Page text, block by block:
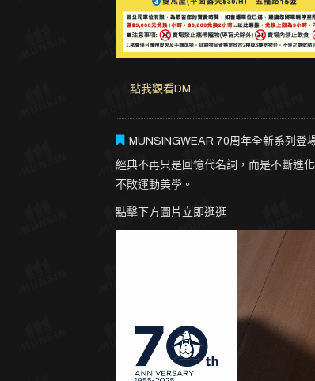
點我觀看DM
MUNSINGWEAR 70周年全新系列登
經典不再只是回憶代名詞，而是不斷進
不敗運動美學。
點擊下方圖片立即逛逛